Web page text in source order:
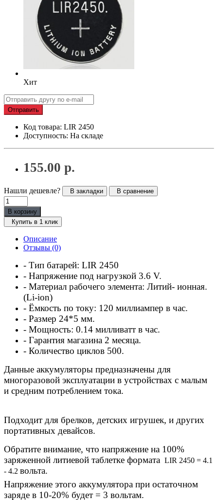
Хит
Отправить
Код товара: LIR 2450
Доступность: На складе
155.00 р.
Нашли дешевле? В закладки В сравнение
В корзину
Купить в 1 клик
Описание
Отзывы (0)
- Тип батарей: LIR 2450
- Напряжение под нагрузкой 3.6 V.
- Материал рабочего элемента: Литий- ионная.
(Li-ion)
- Ёмкость по току: 120 миллиампер в час.
- Размер 24*5 мм.
- Мощность: 0.14 милливатт в час.
- Гарантия магазина 2 месяца.
- Количество циклов 500.
Данные аккумуляторы предназначены для
многоразовой эксплуатации в устройствах с малым
и средним потреблением тока.
Подходит для брелков, детских игрушек, и других
портативных девайсов.
Обратите внимание, что напряжение на 100%
заряженной литиевой таблетке формата LIR 2450 = 4.1
- 4.2 вольта.
Напряжение этого аккумулятора при остаточном
заряде в 10-20% будет = 3 вольтам.